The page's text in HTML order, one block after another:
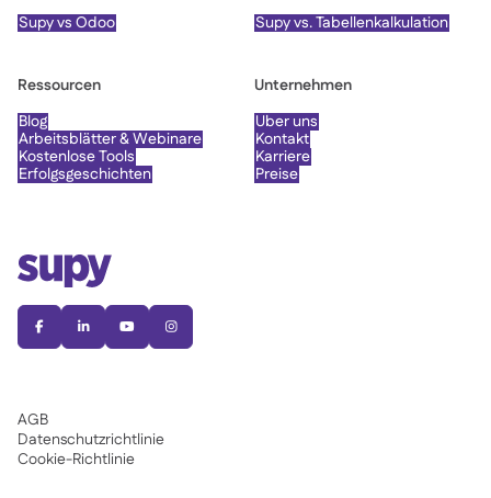
   
AGB
Datenschutzrichtlinie
Cookie-Richtlinie
Supy vs Odoo
Supy vs. Tabellenkalkulation
Ressourcen
Blog
Arbeitsblätter & Webinare
Kostenlose Tools
Erfolgsgeschichten
Unternehmen
Über uns
Kontakt
Karriere
Preise